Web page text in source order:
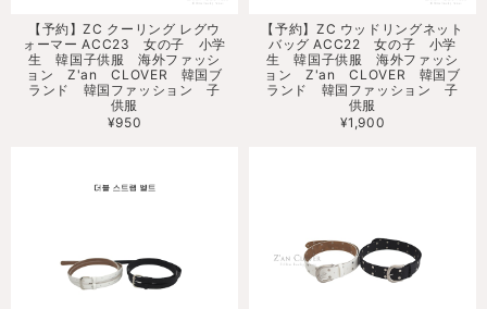
【予約】ZC クーリング レグウ
ォーマー ACC23 女の子 小学
生 韓国子供服 海外ファッシ
ョン Z'an CLOVER 韓国ブ
ランド 韓国ファッション 子
供服
¥950
【予約】ZC ウッドリングネット
バッグ ACC22 女の子 小学
生 韓国子供服 海外ファッシ
ョン Z'an CLOVER 韓国ブ
ランド 韓国ファッション 子
供服
¥1,900